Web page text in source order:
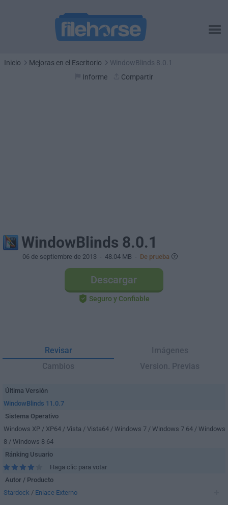
Inicio Mejoras en el Escritorio
WindowBlinds 8.0.1
Informe
Compartir
WindowBlinds 8.0.1
06 de septiembre de 2013 - 48.04 MB - De prueba
Descargar
Seguro y Confiable
Revisar
Imágenes
Cambios
Version. Previas
Última Versión
WindowBlinds 11.0.7
Sistema Operativo
Windows XP / XP64 / Vista / Vista64 / Windows 7 / Windows 7 64 / Windows
8 / Windows 8 64
Ránking Usuario
Haga clic para votar
Autor / Producto
Stardock / Enlace Externo